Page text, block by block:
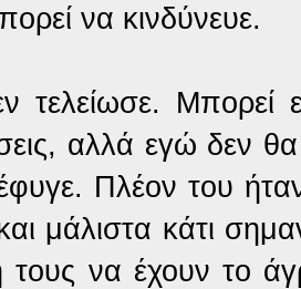
να κινδύνευε.
τελείωσε.
αλλά εγώ δεν
Πλέον του
μάλιστα κάτι
τους να έχουν το